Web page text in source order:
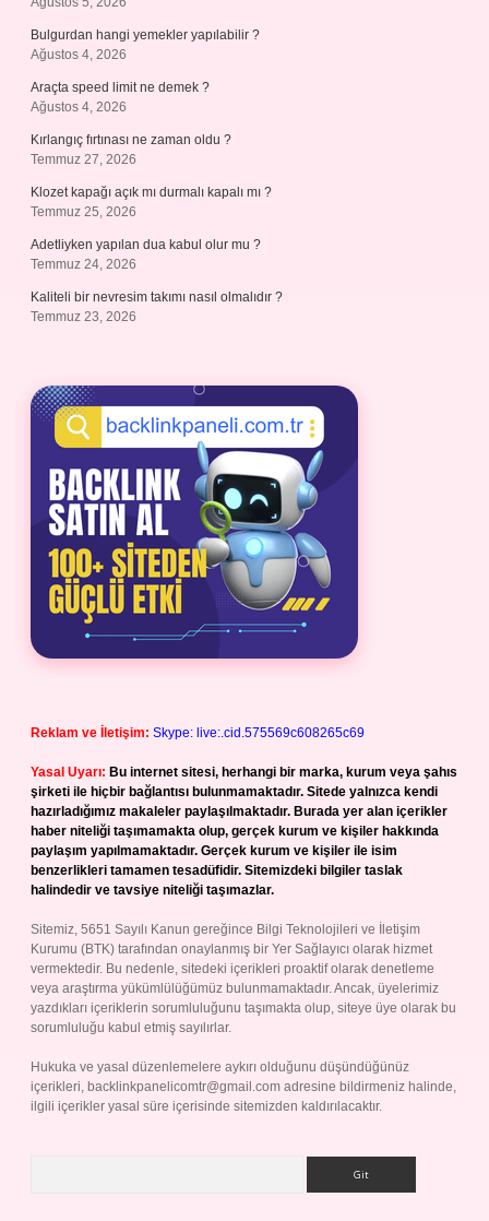
Bulgurdan hangi yemekler yapılabilir ?
Ağustos 4, 2026
Araçta speed limit ne demek ?
Ağustos 4, 2026
Kırlangıç fırtınası ne zaman oldu ?
Temmuz 27, 2026
Klozet kapağı açık mı durmalı kapalı mı ?
Temmuz 25, 2026
Adetliyken yapılan dua kabul olur mu ?
Temmuz 24, 2026
Kaliteli bir nevresim takımı nasıl olmalıdır ?
Temmuz 23, 2026
Reklam ve İletişim: Skype: live:.cid.575569c608265c69
Yasal Uyarı: Bu internet sitesi, herhangi bir marka, kurum veya şahıs
şirketi ile hiçbir bağlantısı bulunmamaktadır. Sitede yalnızca kendi
hazırladığımız makaleler paylaşılmaktadır. Burada yer alan içerikler
haber niteliği taşımamakta olup, gerçek kurum ve kişiler hakkında
paylaşım yapılmamaktadır. Gerçek kurum ve kişiler ile isim
benzerlikleri tamamen tesadüfidir. Sitemizdeki bilgiler taslak
halindedir ve tavsiye niteliği taşımazlar.
Sitemiz, 5651 Sayılı Kanun gereğince Bilgi Teknolojileri ve İletişim
Kurumu (BTK) tarafından onaylanmış bir Yer Sağlayıcı olarak hizmet
vermektedir. Bu nedenle, sitedeki içerikleri proaktif olarak denetleme
veya araştırma yükümlülüğümüz bulunmamaktadır. Ancak, üyelerimiz
yazdıkları içeriklerin sorumluluğunu taşımakta olup, siteye üye olarak bu
sorumluluğu kabul etmiş sayılırlar.
Hukuka ve yasal düzenlemelere aykırı olduğunu düşündüğünüz
içerikleri, backlinkpanelicomtr@gmail.com adresine bildirmeniz halinde,
ilgili içerikler yasal süre içerisinde sitemizden kaldırılacaktır.